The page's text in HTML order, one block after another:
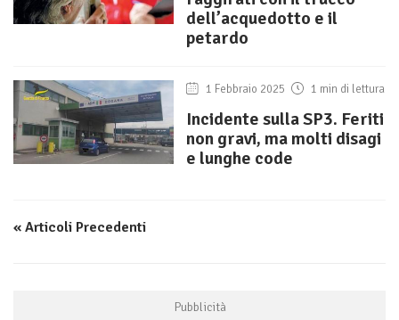
dell’acquedotto e il
petardo
1 Febbraio 2025 1 min di lettura
Incidente sulla SP3. Feriti
non gravi, ma molti disagi
e lunghe code
« Articoli Precedenti